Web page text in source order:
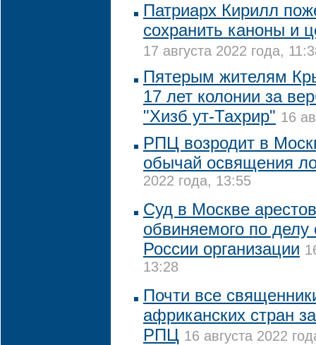
Патриарх Кирилл
сохранить каноны и
17 августа 2022 года,
Пятерым жителям
17 лет колонии за
"Хизб ут-Тахрир" 16
РПЦ возродит в
обычай освящения
2022 года, 13:55
Суд в Москве
обвиняемого по
России организации
13:28
Почти все
африканских стран
РПЦ 16 августа 2022